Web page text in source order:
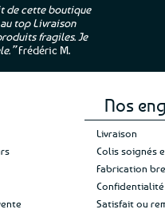
de cette boutique
top Livraison
fragiles. Je
Frédéric M.
“Une
leur
et une
Nos
Livraison
Colis soignés
Fabrication
Satisfait ou